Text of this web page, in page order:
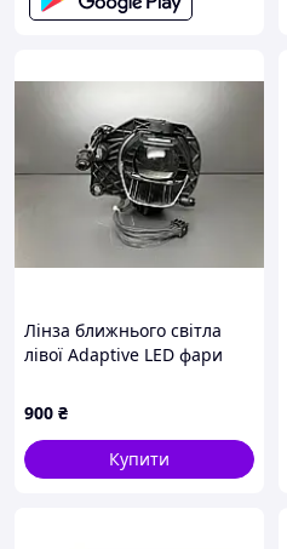
Лінза ближнього світла
лівої Adaptive LED фари
рест оригінал без
хромованої накладки
1039.015.0970
900 ₴
Купити